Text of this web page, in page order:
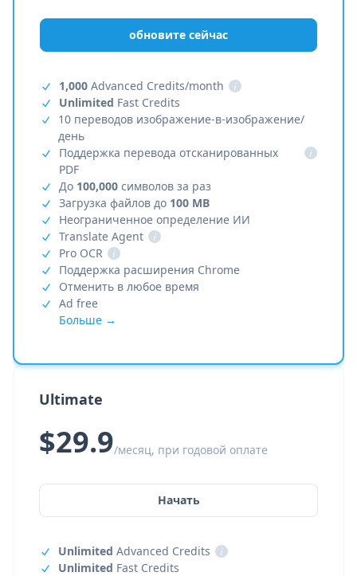
обновите сейчас
1,000 Advanced Credits/month
i
Unlimited Fast Credits
10 переводов изображение-в-изображение/
день
Поддержка перевода отсканированных
PDF
i
До 100,000 символов за раз
Загрузка файлов до 100 MB
Неограниченное определение ИИ
Translate Agent
i
Pro OCR
i
Поддержка расширения Chrome
Отменить в любое время
Ad free
Больше →
Ultimate
$29.9/месяц, при годовой оплате
Начать
Unlimited Advanced Credits
i
Unlimited Fast Credits